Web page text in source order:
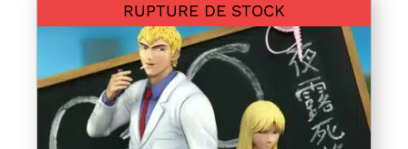
RUPTURE DE STOCK